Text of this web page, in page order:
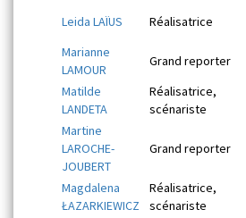
Leida LAÏUS Réalisatrice
Marianne
LAMOUR
Grand reporter
Matilde
LANDETA
Réalisatrice,
scénariste
Martine
LAROCHE-
JOUBERT
Grand reporter
Magdalena
ŁAZARKIEWICZ
Réalisatrice,
scénariste